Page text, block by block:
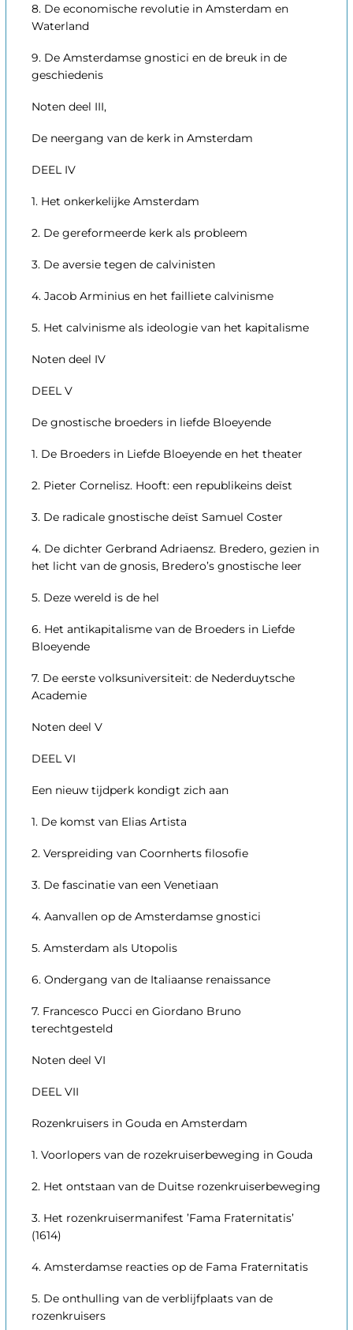
8. De economische revolutie in Amsterdam en
Waterland
9. De Amsterdamse gnostici en de breuk in de
geschiedenis
Noten deel III,
De neergang van de kerk in Amsterdam
DEEL IV
1. Het onkerkelijke Amsterdam
2. De gereformeerde kerk als probleem
3. De aversie tegen de calvinisten
4. Jacob Arminius en het failliete calvinisme
5. Het calvinisme als ideologie van het kapitalisme
Noten deel IV
DEEL V
De gnostische broeders in liefde Bloeyende
1. De Broeders in Liefde Bloeyende en het theater
2. Pieter Cornelisz. Hooft: een republikeins deïst
3. De radicale gnostische deïst Samuel Coster
4. De dichter Gerbrand Adriaensz. Bredero, gezien in
het licht van de gnosis, Bredero’s gnostische leer
5. Deze wereld is de hel
6. Het antikapitalisme van de Broeders in Liefde
Bloeyende
7. De eerste volksuniversiteit: de Nederduytsche
Academie
Noten deel V
DEEL VI
Een nieuw tijdperk kondigt zich aan
1. De komst van Elias Artista
2. Verspreiding van Coornherts filosofie
3. De fascinatie van een Venetiaan
4. Aanvallen op de Amsterdamse gnostici
5. Amsterdam als Utopolis
6. Ondergang van de Italiaanse renaissance
7. Francesco Pucci en Giordano Bruno
terechtgesteld
Noten deel VI
DEEL VII
Rozenkruisers in Gouda en Amsterdam
1. Voorlopers van de rozekruiserbeweging in Gouda
2. Het ontstaan van de Duitse rozenkruiserbeweging
3. Het rozenkruisermanifest ’Fama Fraternitatis’
(1614)
4. Amsterdamse reacties op de Fama Fraternitatis
5. De onthulling van de verblijfplaats van de
rozenkruisers